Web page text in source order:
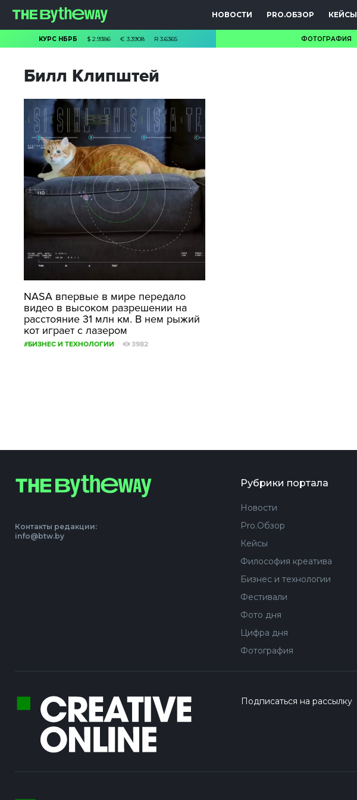
НОВОСТИ PRO.ОБЗОР КЕЙСЫ
КУРС НБРБ $2.9386 € 3.3908 R3.6365 ФОТОГРАФИЯ
Билл Клипштей
NASA впервые в мире передало
видео в высоком разрешении на
расстояние 31 млн км. В нем рыжий
кот играет с лазером
#БИЗНЕС И ТЕХНОЛОГИИ 3982
Контакты редакции:
info@btw.by
Рубрики портала
Новости
Pro.Обзор
Кейсы
Философия креатива
Бизнес и технологии
Фестивали
Фото дня
Цифра дня
Фотография
Подписаться на рассылку